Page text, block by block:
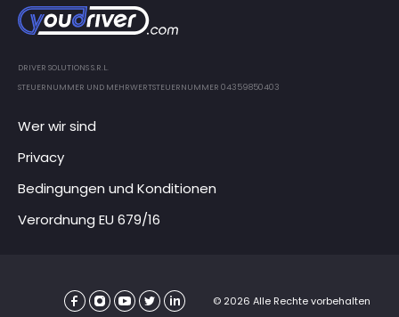
DRIVER SOLUTIONS S.R.L.
STEUERNUMMER UND MEHRWERTSTEUERNUMMER 04359850403
Wer wir sind
Privacy
Bedingungen und Konditionen
Verordnung EU 679/16
© 2026 Alle Rechte vorbehalten